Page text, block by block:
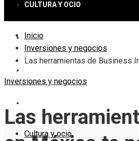
CULTURA Y OCIO
CIENCIA Y TECNOLOGÍA
Cultura y ocio
Inicio
Inversiones y negocios
Las herramientas de Business
Inversiones y negocios
Las